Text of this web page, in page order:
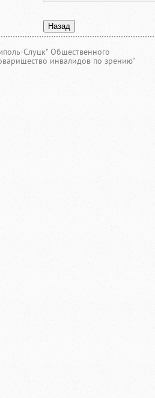
Слуцк" Общественного
инвалидов по зрению"